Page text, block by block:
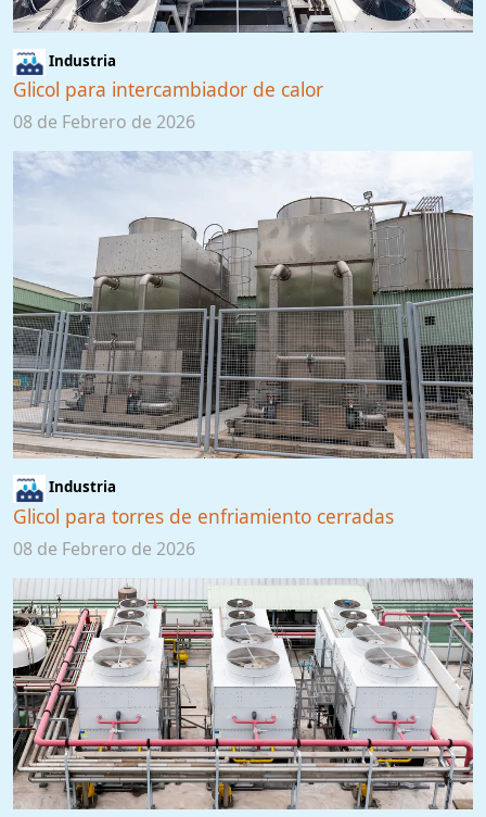
Industria
Glicol para intercambiador de calor
08 de Febrero de 2026
Industria
Glicol para torres de enfriamiento cerradas
08 de Febrero de 2026